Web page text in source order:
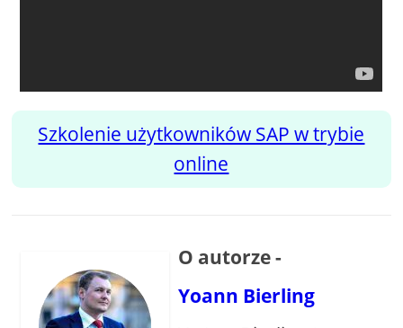
Szkolenie użytkowników SAP w trybie
online
O autorze -
Yoann Bierling